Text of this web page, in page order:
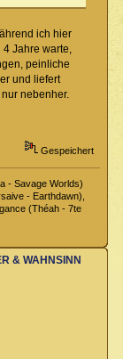
ich hier
Jahre warte,
peinliche
und liefert
nebenher.
Gespeichert
- Savage Worlds)
- Earthdawn),
(Théah - 7te
& WAHNSINN